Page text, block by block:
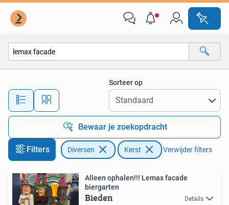
Alle afstanden…
Sorteer op
Bewaar je zoekopdracht
Filters Diversen Kerst Verwijder filters
Alleen ophalen!!! Lemax facade
biergarten
Bieden Details